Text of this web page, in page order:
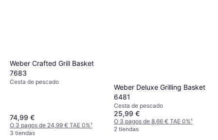
Weber Crafted Grill Basket
7683
Cesta de pescado
74,99 €
O 3 pagos de 24,99 € TAE 0%¹
3 tiendas
Weber Deluxe Grilling Basket
6481
Cesta de pescado
25,99 €
O 3 pagos de 8,66 € TAE 0%¹
2 tiendas